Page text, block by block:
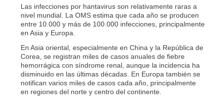
Las infecciones por hantavirus son relativamente raras a
nivel mundial. La OMS estima que cada año se producen
entre 10.000 y más de 100.000 infecciones, principalmente
en Asia y Europa.
En Asia oriental, especialmente en China y la República de
Corea, se registran miles de casos anuales de fiebre
hemorrágica con síndrome renal, aunque la incidencia ha
disminuido en las últimas décadas. En Europa también se
notifican varios miles de casos cada año, principalmente
en regiones del norte y centro del continente.